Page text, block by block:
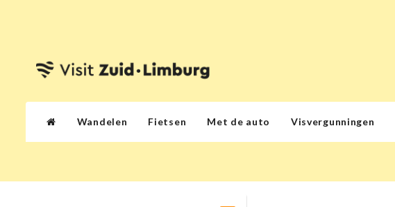
Wandelen Fietsen Met de auto Visvergunningen